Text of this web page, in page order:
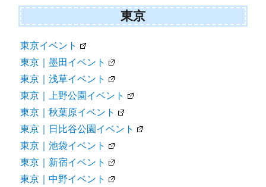
東京
東京イベント
東京｜墨田イベント
東京｜浅草イベント
東京｜上野公園イベント
東京｜秋葉原イベント
東京｜日比谷公園イベント
東京｜池袋イベント
東京｜新宿イベント
東京｜中野イベント